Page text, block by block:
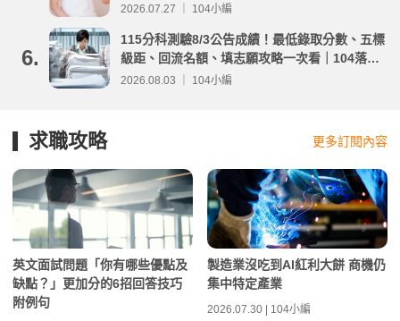
2026.07.27 ｜ 104小編
6.
115分科測驗8/3公告成績！最低錄取分數、五標
級距、回流名額、填志願攻略一次看｜104落點
分析
2026.08.03 ｜ 104小編
求職攻略 更多訂閱內容
英文面試問題「你有哪些優點及
缺點？」更加分的6招回答技巧
附例句
製造業沒吃到AI紅利大餅 商機仍
集中特定產業
2026.07.30 | 104小編